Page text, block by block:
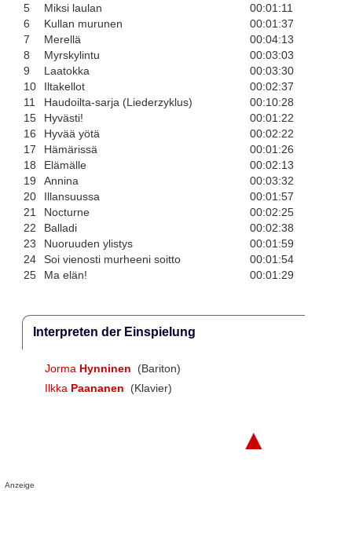
5
Miksi laulan
00:01:11
6
Kullan murunen
00:01:37
7
Merellä
00:04:13
8
Myrskylintu
00:03:03
9
Laatokka
00:03:30
10
Iltakellot
00:02:37
11
Haudoilta-sarja (Liederzyklus)
00:10:28
15
Hyvästi!
00:01:22
16
Hyvää yötä
00:02:22
17
Hämärissä
00:01:26
18
Elämälle
00:02:13
19
Annina
00:03:32
20
Illansuussa
00:01:57
21
Nocturne
00:02:25
22
Balladi
00:02:38
23
Nuoruuden ylistys
00:01:59
24
Soi vienosti murheeni soitto
00:01:54
25
Ma elän! 00:01:29
Interpreten der Einspielung
Jorma Hynninen
(Bariton)
Ilkka Paananen (Klavier)
▲
Anzeige